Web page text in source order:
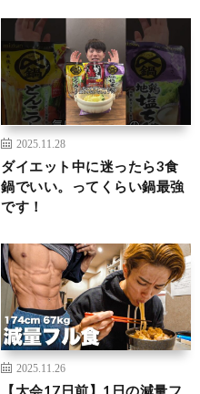
2025.11.28
ダイエット中に迷ったら3食
鍋でいい。ってくらい鍋最強
です！
2025.11.26
【大会17日前】1日の減量フ